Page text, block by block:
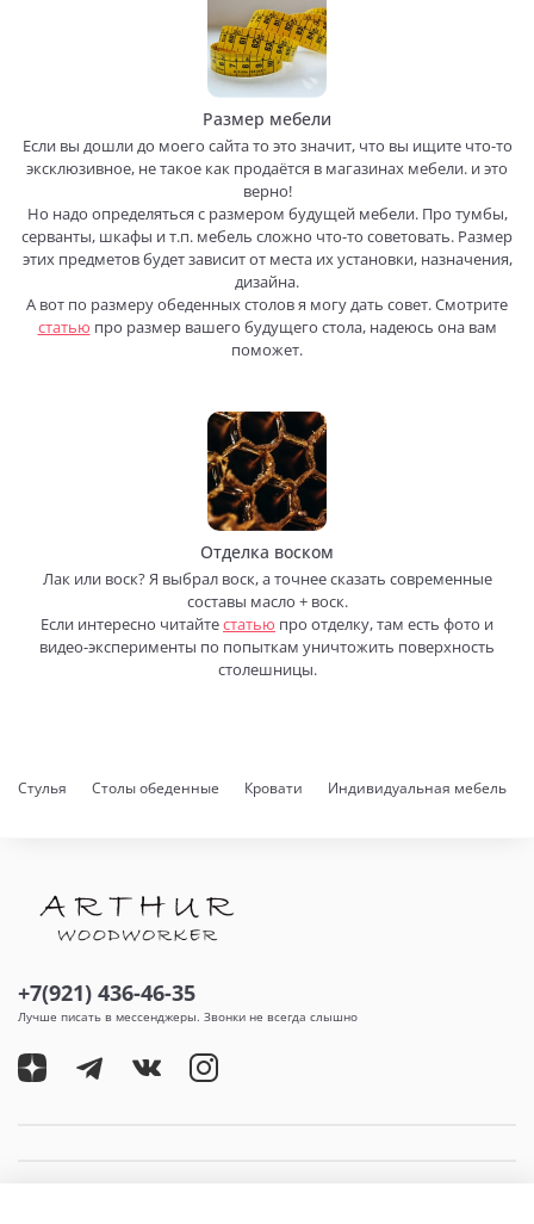
Размер мебели
Если вы дошли до моего сайта то это значит, что вы ищите что-то
эксклюзивное, не такое как продаётся в магазинах мебели. и это
верно!
Но надо определяться с размером будущей мебели. Про тумбы,
серванты, шкафы и т.п. мебель сложно что-то советовать. Размер
этих предметов будет зависит от места их установки, назначения,
дизайна.
А вот по размеру обеденных столов я могу дать совет. Смотрите
статью про размер вашего будущего стола, надеюсь она вам
поможет.
Отделка воском
Лак или воск? Я выбрал воск, а точнее сказать современные
составы масло + воск.
Если интересно читайтестатью про отделку, там есть фото и
видео-эксперименты по попыткам уничтожить поверхность
столешницы.
Стулья Столы обеденные Кровати Индивидуальная мебель
+7(921) 436-46-35
Лучше писать в мессенджеры. Звонки не всегда слышно